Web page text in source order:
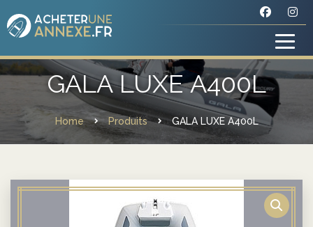
GALA LUXE A400L
Home Produits GALA LUXE A400L